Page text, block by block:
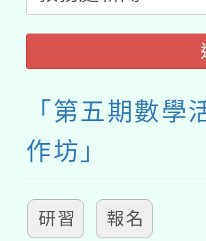
「第五期數學
作坊」
研習 報名